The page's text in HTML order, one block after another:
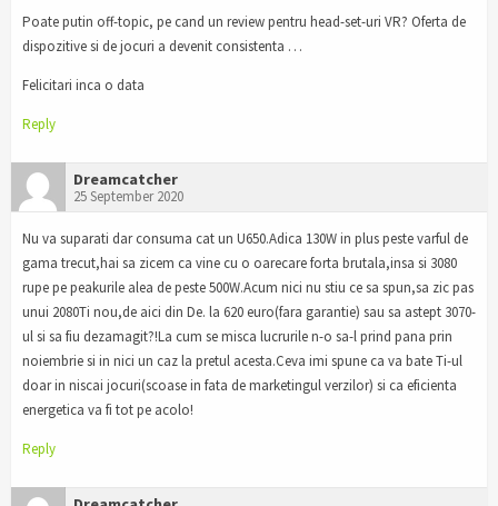
Poate putin off-topic, pe cand un review pentru head-set-uri VR? Oferta de
dispozitive si de jocuri a devenit consistenta …
Felicitari inca o data
Reply
Dreamcatcher
25 September 2020
Nu va suparati dar consuma cat un U650.Adica 130W in plus peste varful de
gama trecut,hai sa zicem ca vine cu o oarecare forta brutala,insa si 3080
rupe pe peakurile alea de peste 500W.Acum nici nu stiu ce sa spun,sa zic pas
unui 2080Ti nou,de aici din De. la 620 euro(fara garantie) sau sa astept 3070-
ul si sa fiu dezamagit?!La cum se misca lucrurile n-o sa-l prind pana prin
noiembrie si in nici un caz la pretul acesta.Ceva imi spune ca va bate Ti-ul
doar in niscai jocuri(scoase in fata de marketingul verzilor) si ca eficienta
energetica va fi tot pe acolo!
Reply